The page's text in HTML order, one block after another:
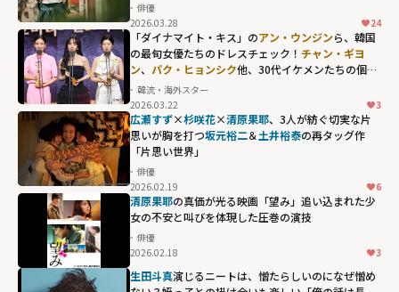
俳優
2026.03.28
24
「ダイナマイト・キス」のアン・ウンジンら、韓国
の最旬女優たちのドレスチェック！ チャン・ギヨ
ン、 パク・ヒョンシク他、30代イケメンたちの個性
が光るフォーマルコーデも...
韓流・海外スター
2026.03.22
3
広瀬すず×杉咲花×清原果耶、3人が紡ぐ切実な片
思いが胸を打つ――坂元裕二＆土井裕泰の再タッグ作
「片思い世界」
俳優
2026.02.19
6
清原果耶の真価が光る映画「望み」――追い込まれた少
女の不安と叫びを体現した圧巻の演技
俳優
2026.02.18
3
生田斗真演じるニートは、憎たらしいのになぜ憎め